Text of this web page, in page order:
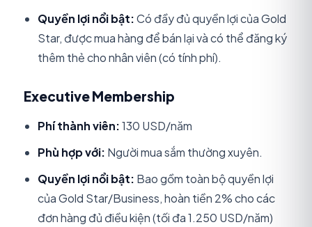
Quyền lợi nổi bật:Có đầy đủ quyền lợi của Gold
Star, được mua hàng để bán lại và có thể đăng ký
thêm thẻ cho nhân viên (có tính phí).
Executive Membership
Phí thành viên:130 USD/năm
Phù hợp với: Người mua sắm thường xuyên.
Quyền lợi nổi bật: Bao gồm toàn bộ quyền lợi
của Gold Star/Business, hoàn tiền 2% cho các
đơn hàng đủ điều kiện (tối đa 1.250 USD/năm)